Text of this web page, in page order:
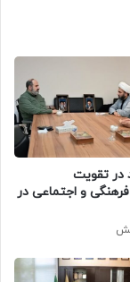
تقویت
و اجتماعی در